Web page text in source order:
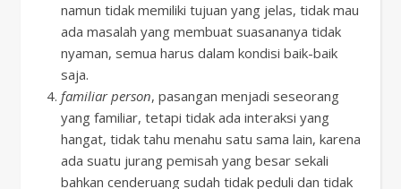
namun tidak memiliki tujuan yang jelas, tidak mau
ada masalah yang membuat suasananya tidak
nyaman, semua harus dalam kondisi baik-baik
saja.
familiar person, pasangan menjadi seseorang
yang familiar, tetapi tidak ada interaksi yang
hangat, tidak tahu menahu satu sama lain, karena
ada suatu jurang pemisah yang besar sekali
bahkan cenderuang sudah tidak peduli dan tidak